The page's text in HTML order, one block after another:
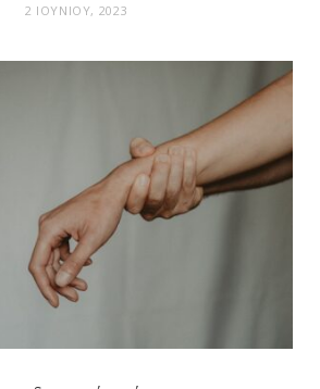
2 ΙΟΥΝΊΟΥ, 2023